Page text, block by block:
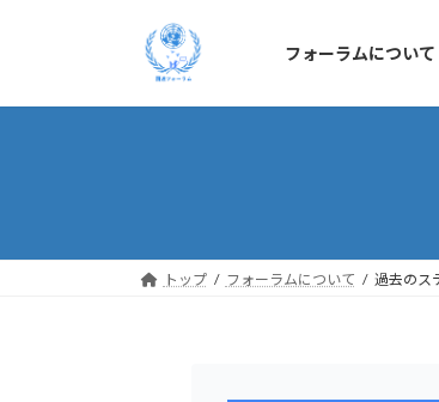
フォーラムについて
トップ フォーラムについて 過去のス